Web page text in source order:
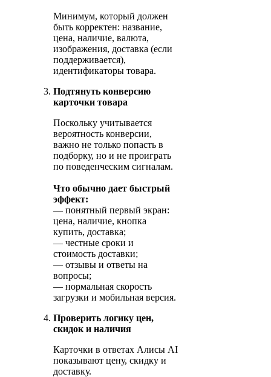
Минимум, который должен
быть корректен: название,
цена, наличие, валюта,
изображения, доставка (если
поддерживается),
идентификаторы товара.
Подтянуть конверсию
карточки товара
Поскольку учитывается
вероятность конверсии,
важно не только попасть в
подборку, но и не проиграть
по поведенческим сигналам.
Что обычно дает быстрый
эффект:
— понятный первый экран:
цена, наличие, кнопка
купить, доставка;
— честные сроки и
стоимость доставки;
— отзывы и ответы на
вопросы;
— нормальная скорость
загрузки и мобильная версия.
Проверить логику цен,
скидок и наличия
Карточки в ответах Алисы AI
показывают цену, скидку и
доставку.